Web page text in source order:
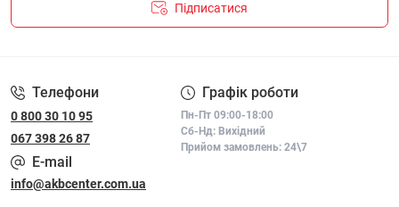
Підписатися
Телефони
0 800 30 10 95
067 398 26 87
Графік роботи
Пн-Пт 09:00-18:00
Сб-Нд: Вихідний
Прийом замовлень: 24\7
E-mail
info@akbcenter.com.ua